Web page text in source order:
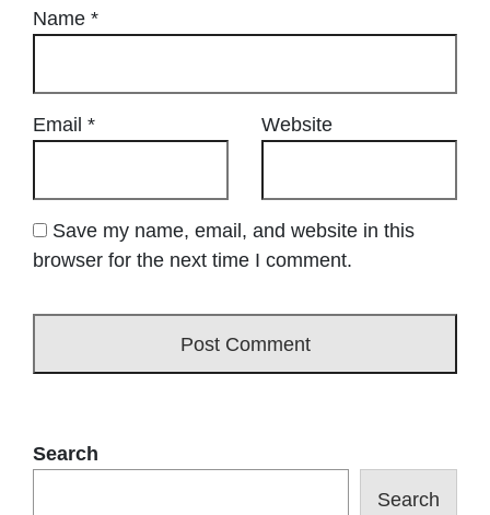
Name *
Email * Website
Save my name, email, and website in this
browser for the next time I comment.
Search
Search